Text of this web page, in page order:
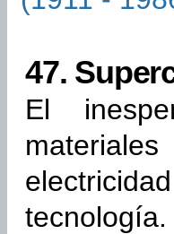
47.
El